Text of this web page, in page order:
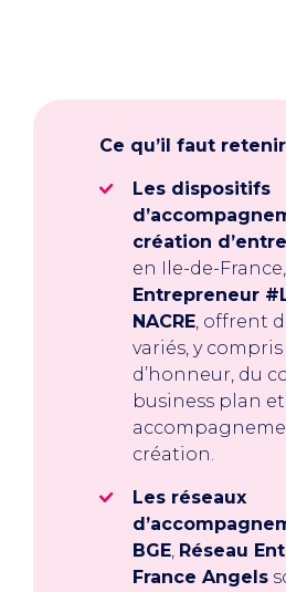
Ce qu’il faut
Les dispositifs
création
en Ile-de-
Entrepreneur
NACRE, offrent
variés, y
d’honneur, du
business plan
création.
Les réseaux
BGE, Réseau
France Angels